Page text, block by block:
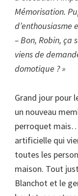
Mémorisation.
d’enthousiasme
– Bon, Robin, ça
viens de
domotique ? »
Grand jour pour
un nouveau
perroquet
artificielle qui
toutes les
maison. Tout
Blanchot et le